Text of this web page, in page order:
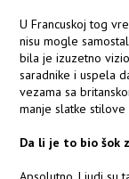
U Francuskoj tog
nisu mogle
bila je izuzetno
saradnike i uspela
vezama sa
manje slatke
Da li je to bio šok